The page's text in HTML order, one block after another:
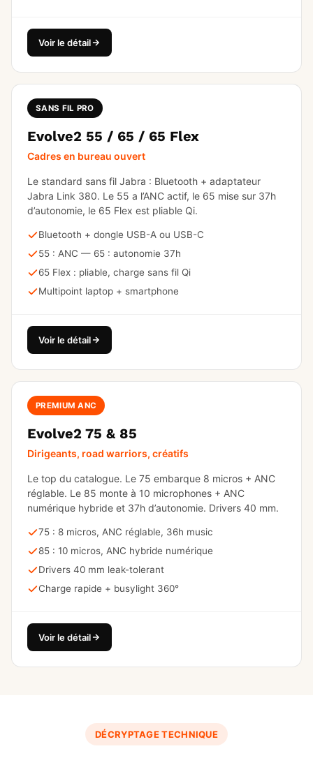
Voir le détail
SANS FIL PRO
Evolve2 55 / 65 / 65 Flex
Cadres en bureau ouvert
Le standard sans fil Jabra : Bluetooth + adaptateur
Jabra Link 380. Le 55 a l’ANC actif, le 65 mise sur 37h
d’autonomie, le 65 Flex est pliable Qi.
Bluetooth + dongle USB-A ou USB-C
55 : ANC — 65 : autonomie 37h
65 Flex : pliable, charge sans fil Qi
Multipoint laptop + smartphone
Voir le détail
PREMIUM ANC
Evolve2 75 & 85
Dirigeants, road warriors, créatifs
Le top du catalogue. Le 75 embarque 8 micros + ANC
réglable. Le 85 monte à 10 microphones + ANC
numérique hybride et 37h d’autonomie. Drivers 40 mm.
75 : 8 micros, ANC réglable, 36h music
85 : 10 micros, ANC hybride numérique
Drivers 40 mm leak-tolerant
Charge rapide + busylight 360°
Voir le détail
DÉCRYPTAGE TECHNIQUE